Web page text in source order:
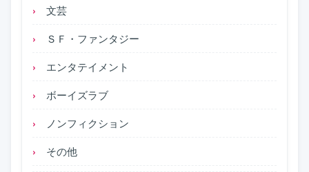
文芸
ＳＦ・ファンタジー
エンタテイメント
ボーイズラブ
ノンフィクション
その他